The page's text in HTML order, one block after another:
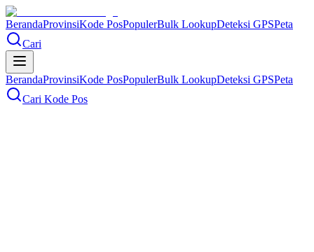
BerandaProvinsiKode PosPopulerBulk LookupDeteksi GPSPeta
Cari
BerandaProvinsiKode PosPopulerBulk LookupDeteksi GPSPeta
Cari Kode Pos